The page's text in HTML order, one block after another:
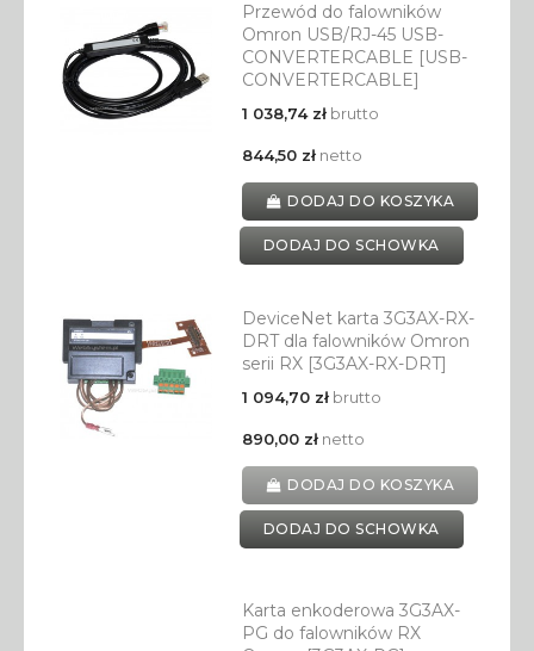
Przewód do falowników
Omron USB/RJ-45 USB-
CONVERTERCABLE [USB-
CONVERTERCABLE]
1 038,74 złbrutto
844,50 złnetto
DODAJ DO KOSZYKA
DODAJ DO SCHOWKA
DeviceNet karta 3G3AX-RX-
DRT dla falowników Omron
serii RX [3G3AX-RX-DRT]
1 094,70 złbrutto
890,00 złnetto
DODAJ DO KOSZYKA
DODAJ DO SCHOWKA
Karta enkoderowa 3G3AX-
PG do falowników RX